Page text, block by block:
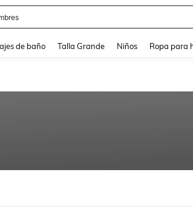
de baño Talla Grande Niños Ropa para